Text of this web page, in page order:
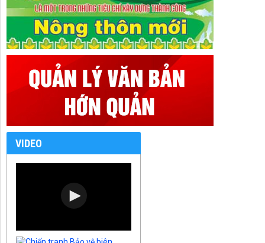
VIDEO